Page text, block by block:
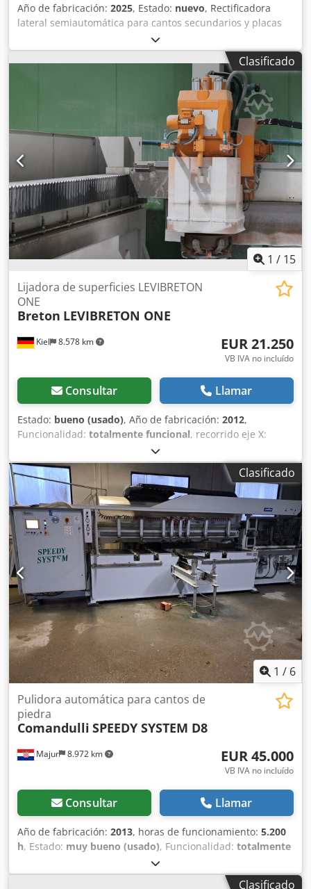
Año de fabricación: 2025, Estado: nuevo, Rectificadora
lateral semiautomática para cantos secundarios y placas
de recubrimiento. Dependiendo de la aplicación, se
utilizan rodillos de esmerilado de diamante o discos de
esmerilado de diamante. Csdpfxexmuvds Aprjrf • Sujeción
neumática de la pieza de trabajo • La pieza puede rotar
libremente y fijarse de forma segura sobre una mesa
giratoria • Grosor de las piezas hasta máx. 18 cm • Área de
trabajo: máx. 1,4 x 1,4 m • Cambio de herramienta manual
• Admisión del husillo M30 • Rango de velocidad 600–2.800
rpm • Longitud de la máquina: 1,7 m • Ancho de la
máquina: 0,8 m • Altura de la máquina aprox.: 2 m • Peso
de la máquina aprox.: 500 kg • Espacio requerido aprox.:
2,7 m x 2,7 m • Potencia instalada: 5,5 kW
Clasificado
1 / 15
Kiel 8.578 km
Lijadora de superficies LEVIBRETON
ONE
Breton LEVIBRETON ONE
EUR 21.250
VB IVA no incluído
Consultar Llamar
Estado: bueno (usado), Año de fabricación: 2012,
Funcionalidad: totalmente funcional, recorrido eje X:
, recorrido del eje Y:
(17,68 CV), Se trata de una LEVIBRETON ONE, lijadora de
superficies La máquina tiene un cabezal oscilante y un
disco abrasivo de 750 mm de diámetro. La máquina
permite pulir, satinar y abujardar las superficies de piedra
dura y piedra blanda (mármol). Credperpi E Asfx Aprsf
pulido, satinado y abujardado con la herramienta
adecuada.
Clasificado
1 / 6
Majur 8.972 km
Pulidora automática para cantos de
piedra
Comandulli SPEEDY SYSTEM D8
EUR 45.000
VB IVA no incluído
Consultar Llamar
Año de fabricación: 2013, horas de funcionamiento: 5.200
h, Estado: muy bueno (usado), Funcionalidad: totalmente
, Ofrecemos esta pulidora automática de cantos
para piedra Comandulli SPEEDY SYSTEM D8 en muy buen
Clasificado